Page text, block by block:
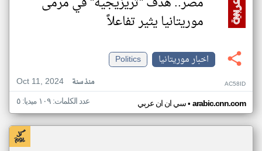
موريتانيا يثير تفاعلاً
اخبار موريتانيا
Politics
Oct 11, 2024
منذ سنة AC58ID
سي ان ان عربي• arabic.cnn.com عدد الكلمات: ١٠٩ ميديا: ٥